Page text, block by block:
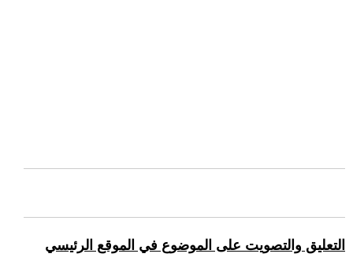
التعليق والتصويت على الموضوع في الموقع الرئيسي